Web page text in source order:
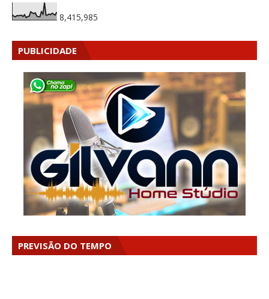
8,415,985
PUBLICIDADE
PREVISÃO DO TEMPO